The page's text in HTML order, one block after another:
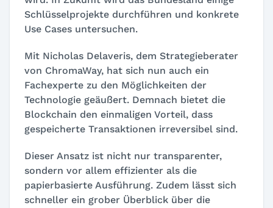
Schlüsselprojekte durchführen und konkrete
Use Cases untersuchen.
Mit Nicholas Delaveris, dem Strategieberater
von ChromaWay, hat sich nun auch ein
Fachexperte zu den Möglichkeiten der
Technologie geäußert. Demnach bietet die
Blockchain den einmaligen Vorteil, dass
gespeicherte Transaktionen irreversibel sind.
Dieser Ansatz ist nicht nur transparenter,
sondern vor allem effizienter als die
papierbasierte Ausführung. Zudem lässt sich
schneller ein grober Überblick über die